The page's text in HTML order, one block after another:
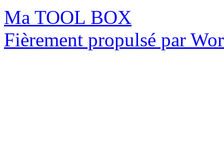
Ma TOOL BOX
Fièrement propulsé par